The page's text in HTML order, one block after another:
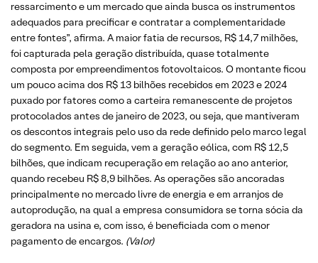
ressarcimento e um mercado que ainda busca os instrumentos
adequados para precificar e contratar a complementaridade
entre fontes”, afirma. A maior fatia de recursos, R$ 14,7 milhões,
foi capturada pela geração distribuída, quase totalmente
composta por empreendimentos fotovoltaicos. O montante ficou
um pouco acima dos R$ 13 bilhões recebidos em 2023 e 2024
puxado por fatores como a carteira remanescente de projetos
protocolados antes de janeiro de 2023, ou seja, que mantiveram
os descontos integrais pelo uso da rede definido pelo marco legal
do segmento. Em seguida, vem a geração eólica, com R$ 12,5
bilhões, que indicam recuperação em relação ao ano anterior,
quando recebeu R$ 8,9 bilhões. As operações são ancoradas
principalmente no mercado livre de energia e em arranjos de
autoprodução, na qual a empresa consumidora se torna sócia da
geradora na usina e, com isso, é beneficiada com o menor
pagamento de encargos. (Valor)